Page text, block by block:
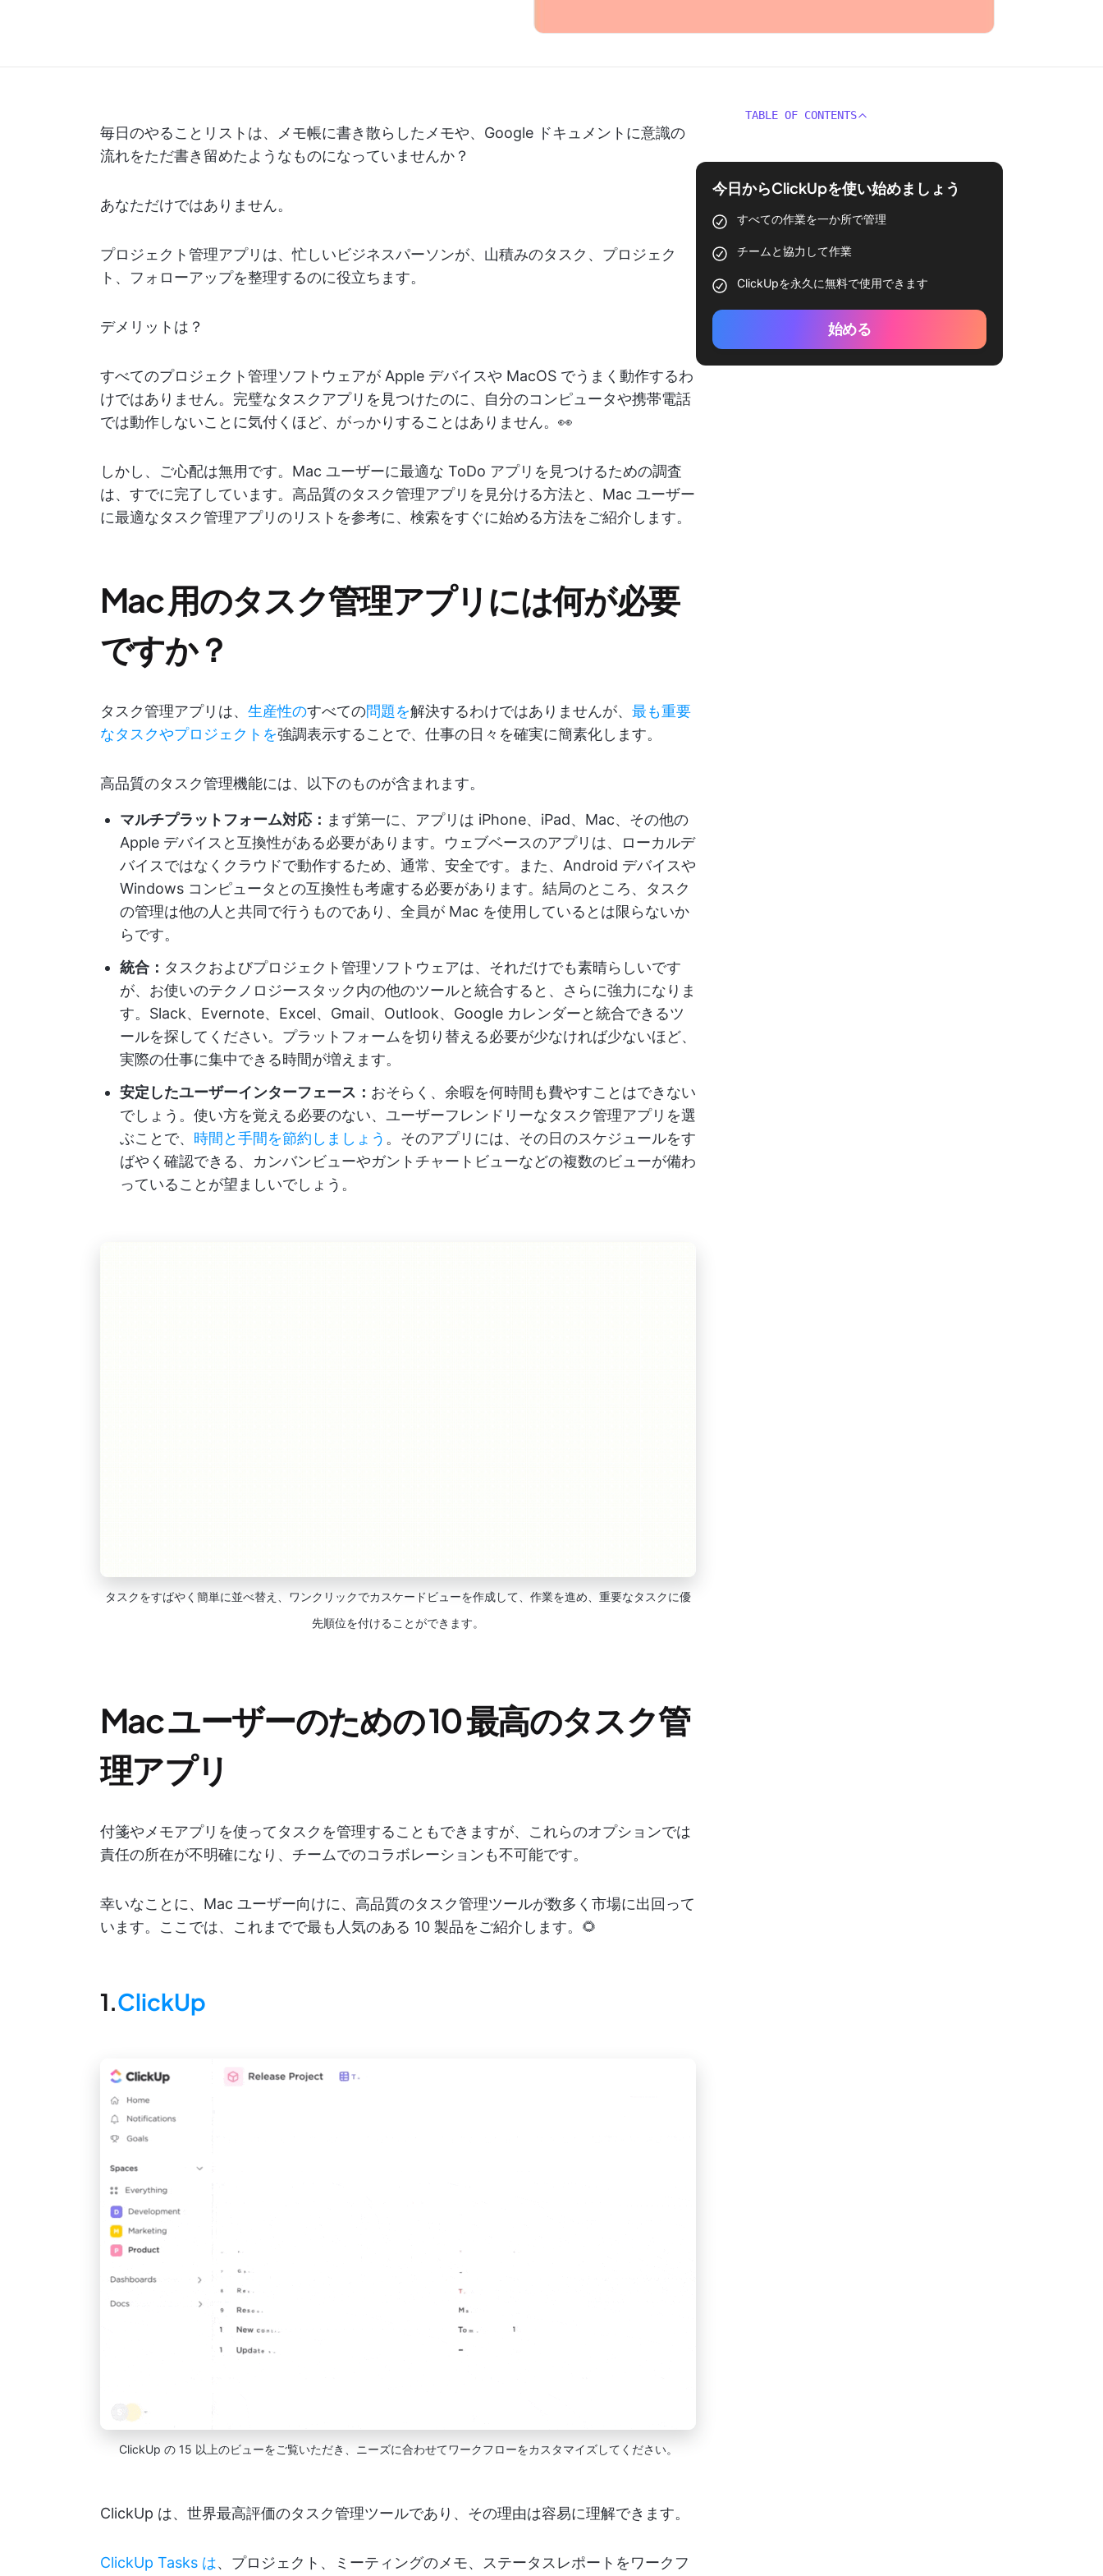
毎日のやることリストは、メモ帳に書き散らしたメモや、Google ドキュメントに意識の
流れをただ書き留めたようなものになっていませんか？
あなただけではありません。
プロジェクト管理アプリは、忙しいビジネスパーソンが、山積みのタスク、プロジェク
ト、フォローアップを整理するのに役立ちます。
デメリットは？
すべてのプロジェクト管理ソフトウェアが Apple デバイスや MacOS でうまく動作するわ
けではありません。完璧なタスクアプリを見つけたのに、自分のコンピュータや携帯電話
では動作しないことに気付くほど、がっかりすることはありません。👀
しかし、ご心配は無用です。Mac ユーザーに最適な ToDo アプリを見つけるための調査
は、すでに完了しています。高品質のタスク管理アプリを見分ける方法と、Mac ユーザー
に最適なタスク管理アプリのリストを参考に、検索をすぐに始める方法をご紹介します。
Mac 用のタスク管理アプリには何が必要
ですか？
タスク管理アプリは、 生産性のすべての問題を解決するわけではありませんが、 最も重要
なタスクやプロジェクトを強調表示することで、仕事の日々を確実に簡素化します。
高品質のタスク管理機能には、以下のものが含まれます。
マルチプラットフォーム対応： まず第一に、アプリは iPhone、iPad、Mac、その他の
Apple デバイスと互換性がある必要があります。ウェブベースのアプリは、ローカルデ
バイスではなくクラウドで動作するため、通常、安全です。また、Android デバイスや
Windows コンピュータとの互換性も考慮する必要があります。結局のところ、タスク
の管理は他の人と共同で行うものであり、全員が Mac を使用しているとは限らないか
らです。
統合： タスクおよびプロジェクト管理ソフトウェアは、それだけでも素晴らしいです
が、お使いのテクノロジースタック内の他のツールと統合すると、さらに強力になりま
す。Slack、Evernote、Excel、Gmail、Outlook、Google カレンダーと統合できるツ
ールを探してください。プラットフォームを切り替える必要が少なければ少ないほど、
実際の仕事に集中できる時間が増えます。
安定したユーザーインターフェース： おそらく、余暇を何時間も費やすことはできない
でしょう。使い方を覚える必要のない、ユーザーフレンドリーなタスク管理アプリを選
ぶことで、 時間と手間を節約しましょう 。そのアプリには、その日のスケジュールをす
ばやく確認できる、カンバンビューやガントチャートビューなどの複数のビューが備わ
っていることが望ましいでしょう。
タスクをすばやく簡単に並べ替え、ワンクリックでカスケードビューを作成して、作業を進め、重要なタスクに優
先順位を付けることができます。
Mac ユーザーのための 10 最高のタスク管
理アプリ
付箋やメモアプリを使ってタスクを管理することもできますが、これらのオプションでは
責任の所在が不明確になり、チームでのコラボレーションも不可能です。
幸いなことに、Mac ユーザー向けに、高品質のタスク管理ツールが数多く市場に出回って
います。ここでは、これまでで最も人気のある 10 製品をご紹介します。🌻
1.ClickUp
ClickUp の 15 以上のビューをご覧いただき、ニーズに合わせてワークフローをカスタマイズしてください。
ClickUp は、世界最高評価のタスク管理ツールであり、その理由は容易に理解できます。
ClickUp Tasks は、プロジェクト、ミーティングのメモ、ステータスレポートをワークフ
TABLE OF CONTENTS
今日からClickUpを使い始めましょう
すべての作業を一か所で管理
チームと協力して作業
ClickUpを永久に無料で使用できます
始める